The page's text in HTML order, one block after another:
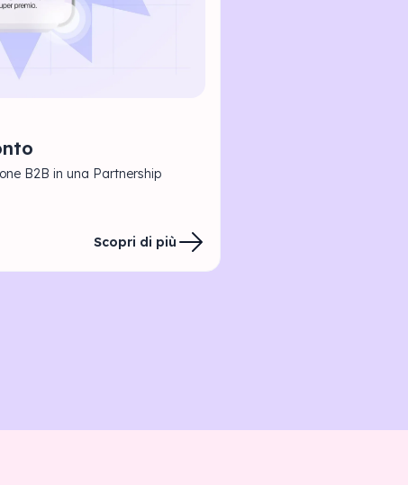
B2B in una Partnership
Scopri di più